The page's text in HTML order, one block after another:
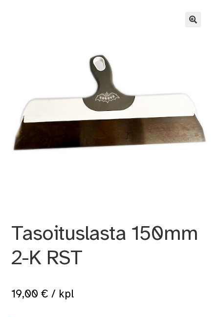
Tasoituslasta 150mm
2-K RST
19,00 € / kpl